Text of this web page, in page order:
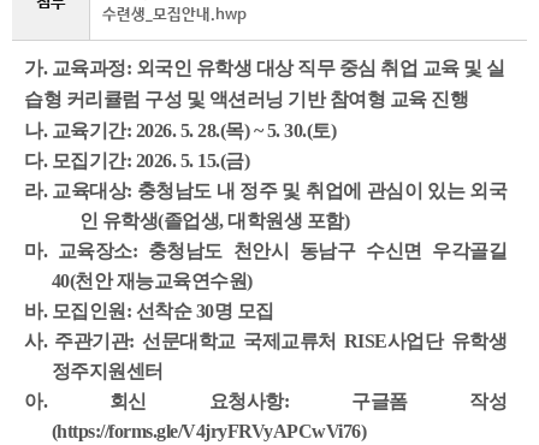
수련생_모집안내.hwp
가. 교육과정: 외국인 유학생 대상 직무 중심 취업 교육 및 실
습형 커리큘럼 구성 및 액션러닝 기반 참여형 교육 진행
나. 교육기간: 2026. 5. 28.(목) ~ 5. 30.(토)
다. 모집기간: 2026. 5. 15.(금)
라. 교육대상: 충청남도 내 정주 및 취업에 관심이 있는 외국
인 유학생(졸업생, 대학원생 포함)
마. 교육장소: 충청남도 천안시 동남구 수신면 우각골길
40(천안 재능교육연수원)
바. 모집인원: 선착순 30명 모집
사. 주관기관: 선문대학교 국제교류처 RISE사업단 유학생
정주지원센터
아. 회신 요청사항: 구글폼 작성
(https://forms.gle/V4jryFRVyAPCwVi76)